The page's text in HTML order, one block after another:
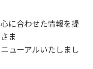
に合わせた情報を提
ま
ューアルいたしまし